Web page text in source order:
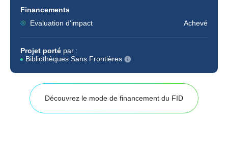
Financements
Evaluation d'impact
Achevé
Projet porté par :
Bibliothèques Sans Frontières
Découvrez le mode de financement du FID